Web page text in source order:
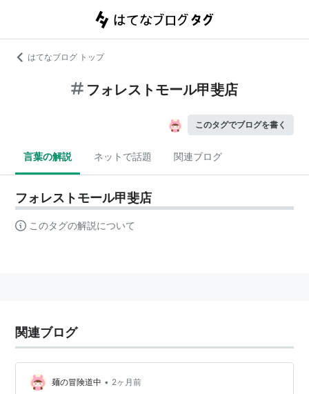
はてなブログ トップ
フォレストモール甲斐店
このタグでブログを書く
言葉の解説 ネットで話題 関連ブログ
フォレストモール甲斐店
このタグの解説について
関連ブログ
麺の冒険道中 • 2ヶ月前